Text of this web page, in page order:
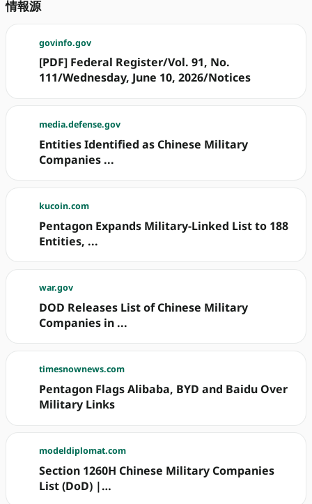
情報源
govinfo.gov
[PDF] Federal Register/Vol. 91, No.
111/Wednesday, June 10, 2026/Notices
media.defense.gov
Entities Identified as Chinese Military
Companies ...
kucoin.com
Pentagon Expands Military-Linked List to 188
Entities, ...
war.gov
DOD Releases List of Chinese Military
Companies in ...
timesnownews.com
Pentagon Flags Alibaba, BYD and Baidu Over
Military Links
modeldiplomat.com
Section 1260H Chinese Military Companies
List (DoD) |…